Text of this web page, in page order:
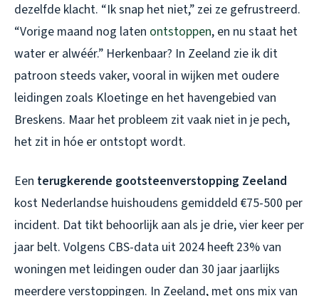
dezelfde klacht. “Ik snap het niet,” zei ze gefrustreerd.
“Vorige maand nog laten ontstoppen, en nu staat het
water er alwéér.” Herkenbaar? In Zeeland zie ik dit
patroon steeds vaker, vooral in wijken met oudere
leidingen zoals Kloetinge en het havengebied van
Breskens. Maar het probleem zit vaak niet in je pech,
het zit in hóe er ontstopt wordt.
Een terugkerende gootsteenverstopping Zeeland
kost Nederlandse huishoudens gemiddeld €75-500 per
incident. Dat tikt behoorlijk aan als je drie, vier keer per
jaar belt. Volgens CBS-data uit 2024 heeft 23% van
woningen met leidingen ouder dan 30 jaar jaarlijks
meerdere verstoppingen. In Zeeland, met ons mix van